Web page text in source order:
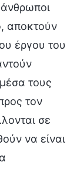
αποκτούν
έργου του
τους
τον
σε
να είναι